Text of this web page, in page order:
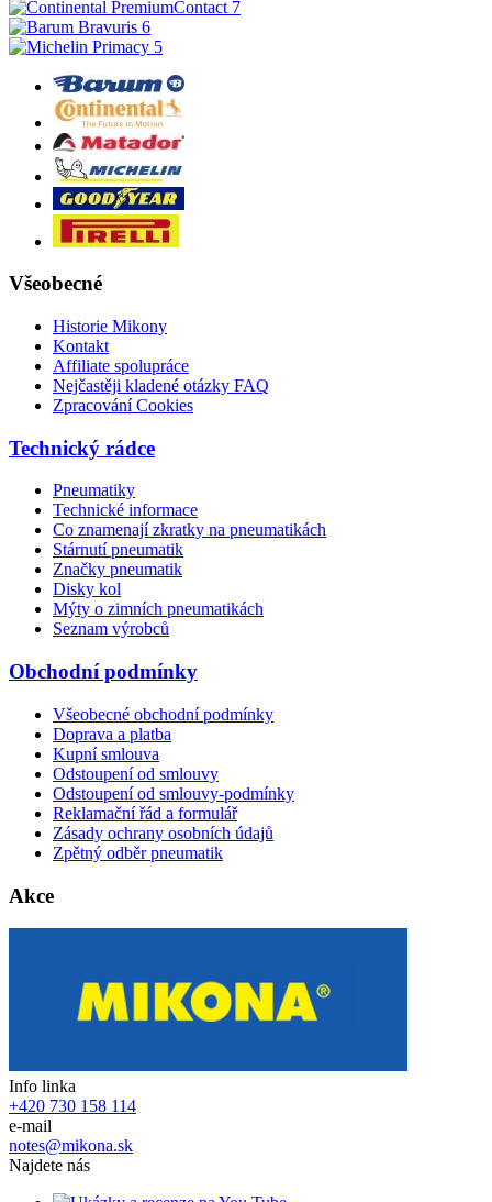
Všeobecné
Historie Mikony
Kontakt
Affiliate spolupráce
Nejčastěji kladené otázky FAQ
Zpracování Cookies
Technický rádce
Pneumatiky
Technické informace
Co znamenají zkratky na pneumatikách
Stárnutí pneumatik
Značky pneumatik
Disky kol
Mýty o zimních pneumatikách
Seznam výrobců
Obchodní podmínky
Všeobecné obchodní podmínky
Doprava a platba
Kupní smlouva
Odstoupení od smlouvy
Odstoupení od smlouvy-podmínky
Reklamační řád a formulář
Zásady ochrany osobních údajů
Zpětný odběr pneumatik
Akce
Info linka
+420 730 158 114
e-mail
notes@mikona.sk
Najdete nás